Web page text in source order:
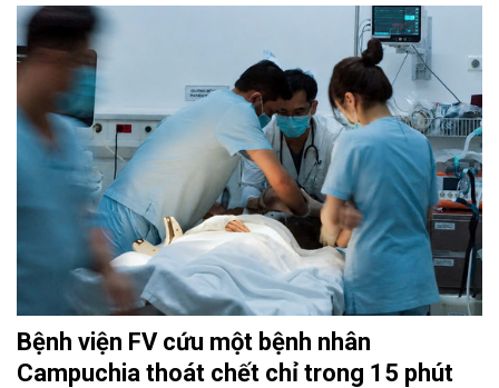
Bệnh viện FV cứu một bệnh nhân
Campuchia thoát chết chỉ trong 15 phút